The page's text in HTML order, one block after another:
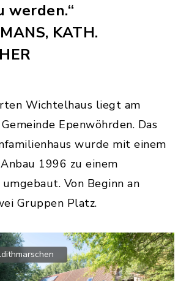
werden.“
KATH.
Wichtelhaus liegt am
Epenwöhrden. Das
wurde mit einem
1996 zu einem
Von Beginn an
Gruppen Platz.